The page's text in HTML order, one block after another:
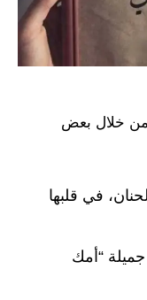
من خلال بعض
في قلبها
“أمك